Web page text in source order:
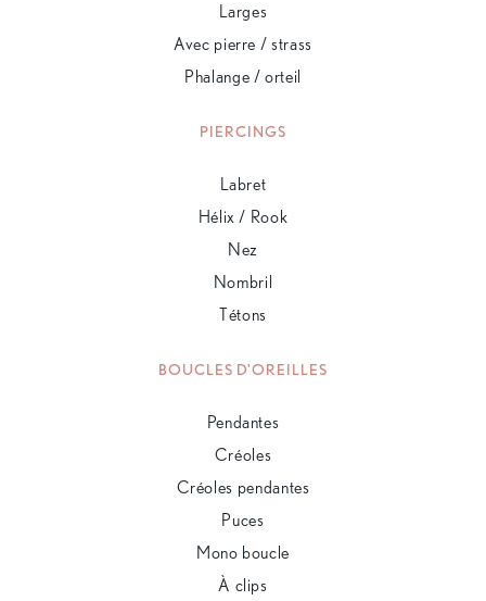
Larges
Avec pierre / strass
Phalange / orteil
PIERCINGS
Labret
Hélix / Rook
Nez
Nombril
Tétons
BOUCLES D'OREILLES
Pendantes
Créoles
Créoles pendantes
Puces
Mono boucle
À clips